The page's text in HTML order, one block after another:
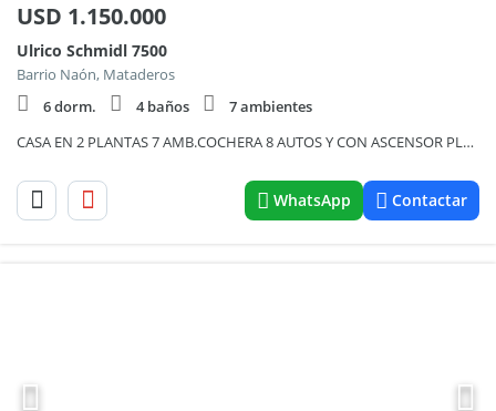
USD 1.150.000
Ulrico Schmidl 7500
Barrio Naón, Mataderos
6 dorm.
4 baños
7 ambientes
CASA EN 2 PLANTAS 7 AMB.COCHERA 8 AUTOS Y CON ASCENSOR PLENO BARRIO NAON EXCELENTE PROPIEDAD
WhatsApp Contactar